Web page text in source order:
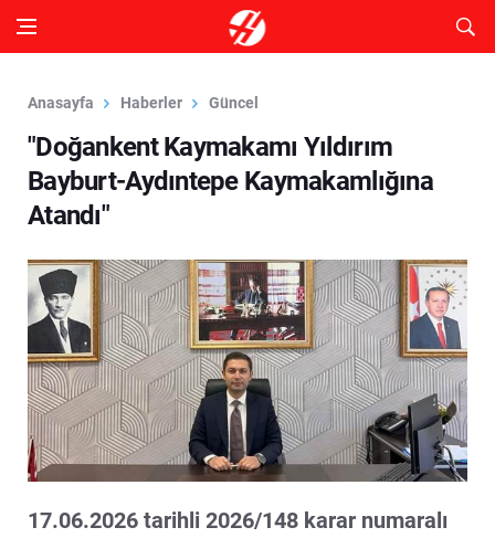
Anasayfa Haberler Güncel
"Doğankent Kaymakamı Yıldırım
Bayburt-Aydıntepe Kaymakamlığına
Atandı"
17.06.2026 tarihli 2026/148 karar numaralı